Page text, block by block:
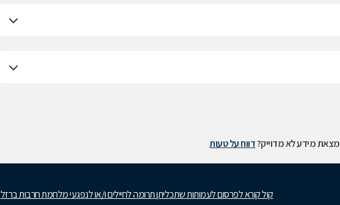
מצאת מידע לא מדוייק?דווח על טעות
קול קורא לפרסום לעמותות שתכליתן תרומה לחיילים ו/או לנפגעי מלחמת חרבות ברזל